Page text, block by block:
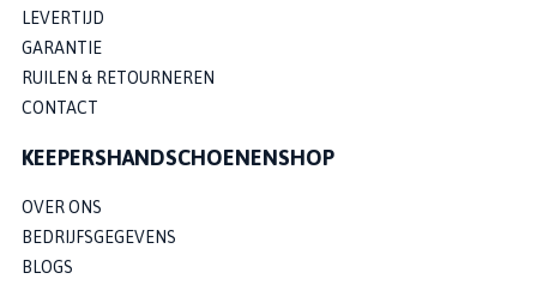
LEVERTIJD
GARANTIE
RUILEN & RETOURNEREN
CONTACT
KEEPERSHANDSCHOENENSHOP
OVER ONS
BEDRIJFSGEGEVENS
BLOGS